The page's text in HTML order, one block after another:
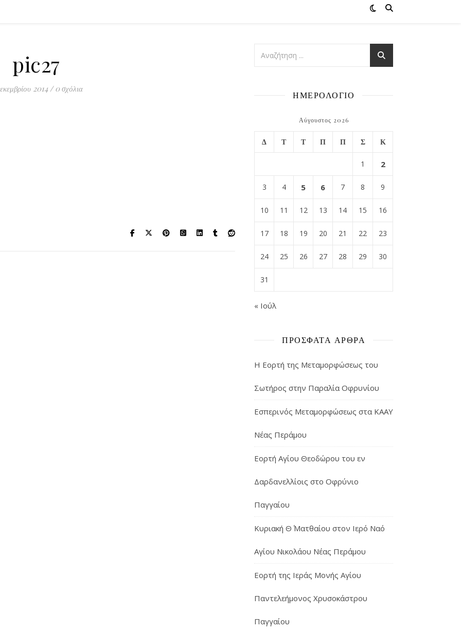
pic27
2014/ 0 σχόλια
ΗΜΕΡΟΛΟΓΙΟ
Αύγουστος 2026
Δ Τ Τ Π Π Σ Κ
1 2
3 4 5 6 7 8 9
10 11 12 13 14 15 16
17 18 19 20 21 22 23
24 25 26 27 28 29 30
31
« Ιούλ
ΠΡΌΣΦΑΤΑ ΆΡΘΡΑ
Η Εορτή της Μεταμορφώσεως του
Σωτήρος στην Παραλία Οφρυνίου
Εσπερινός Μεταμορφώσεως στα ΚΑΑΥ
Νέας Περάμου
Εορτή Αγίου Θεοδώρου του εν
Δαρδανελλίοις στο Οφρύνιο
Παγγαίου
Κυριακή Θ΄ Ματθαίου στον Ιερό Ναό
Αγίου Νικολάου Νέας Περάμου
Εορτή της Ιεράς Μονής Αγίου
Παντελεήμονος Χρυσοκάστρου
Παγγαίου